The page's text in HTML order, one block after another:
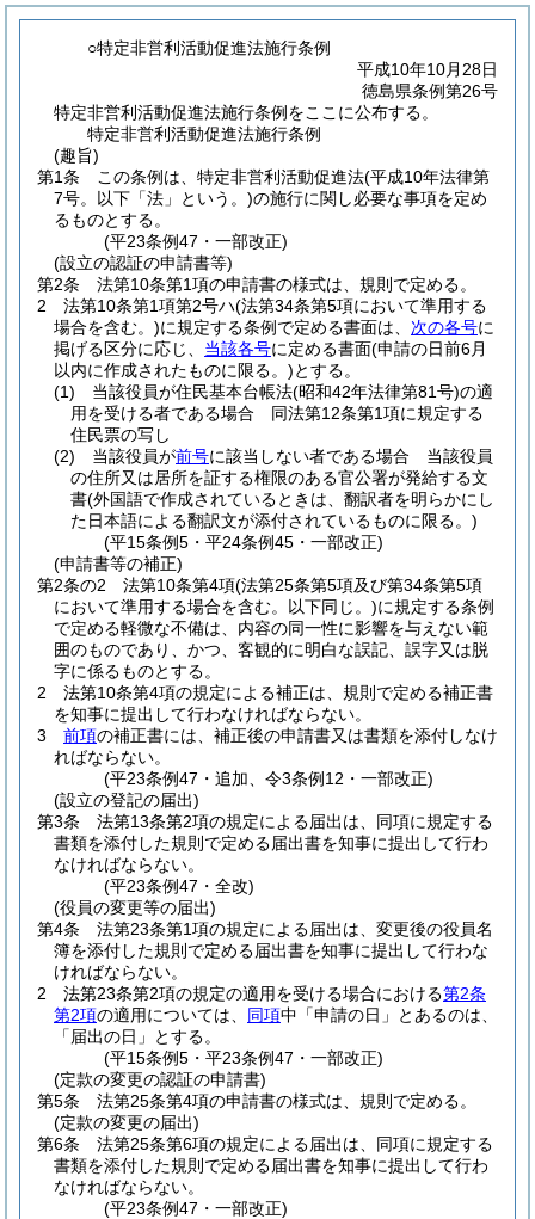
○特定非営利活動促進法施行条例
平成10年10月28日
徳島県条例第26号
特定非営利活動促進法施行条例をここに公布する。
特定非営利活動促進法施行条例
(趣旨)
第1条
この条例は、特定非営利活動促進法(平成10年法律第
7号。以下「法」という。)の施行に関し必要な事項を定め
るものとする。
(平23条例47・一部改正)
(設立の認証の申請書等)
第2条
法第10条第1項の申請書の様式は、規則で定める。
2
法第10条第1項第2号ハ(法第34条第5項において準用する
場合を含む。)に規定する条例で定める書面は、 次の各号に
掲げる区分に応じ、 当該各号に定める書面(申請の日前6月
以内に作成されたものに限る。)とする。
(1)
当該役員が住民基本台帳法(昭和42年法律第81号)の適
用を受ける者である場合 同法第12条第1項に規定する
住民票の写し
(2)
当該役員が前号に該当しない者である場合 当該役員
の住所又は居所を証する権限のある官公署が発給する文
書(外国語で作成されているときは、翻訳者を明らかにし
た日本語による翻訳文が添付されているものに限る。)
(平15条例5・平24条例45・一部改正)
(申請書等の補正)
第2条の2
法第10条第4項(法第25条第5項及び第34条第5項
において準用する場合を含む。以下同じ。)に規定する条例
で定める軽微な不備は、内容の同一性に影響を与えない範
囲のものであり、かつ、客観的に明白な誤記、誤字又は脱
字に係るものとする。
2
法第10条第4項の規定による補正は、規則で定める補正書
を知事に提出して行わなければならない。
3
前項の補正書には、補正後の申請書又は書類を添付しなけ
ればならない。
(平23条例47・追加、令3条例12・一部改正)
(設立の登記の届出)
第3条
法第13条第2項の規定による届出は、同項に規定する
書類を添付した規則で定める届出書を知事に提出して行わ
なければならない。
(平23条例47・全改)
(役員の変更等の届出)
第4条
法第23条第1項の規定による届出は、変更後の役員名
簿を添付した規則で定める届出書を知事に提出して行わな
ければならない。
2
法第23条第2項の規定の適用を受ける場合における第2条
第2項の適用については、 同項中「申請の日」とあるのは、
「届出の日」とする。
(平15条例5・平23条例47・一部改正)
(定款の変更の認証の申請書)
第5条
法第25条第4項の申請書の様式は、規則で定める。
(定款の変更の届出)
第6条
法第25条第6項の規定による届出は、同項に規定する
書類を添付した規則で定める届出書を知事に提出して行わ
なければならない。
(平23条例47・一部改正)